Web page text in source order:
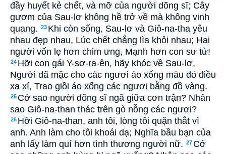
đầy huyết kẻ chết, và mỡ của người dõng sĩ; Cây
gươm của Sau-lơ không hề trở về mà không vinh
quang. 23 Khi còn sống, Sau-lơ và Giô-na-tha yêu
nhau đẹp nhau, Lúc chết chẳng lìa khỏi nhau; Hai
người vốn lẹ hơn chim ưng, Mạnh hơn con sư tử!
24 Hỡi con gái Y-sơ-ra-ên, hãy khóc về Sau-lơ,
Người đã mặc cho các ngươi áo xống màu đỏ điều
xa xí, Trao giồi áo xống các ngươi bằng đồ vàng.
25 Cớ sao người dõng sĩ ngã giữa cơn trận? Nhân
sao Giô-na-than thác trên gò nỗng các ngươi?
26 Hỡi Giô-na-than, anh tôi, lòng tôi quặn thắt vì
anh. Anh làm cho tôi khoái dạ; Nghĩa bầu bạn của
anh lấy làm quí hơn tình thương người nữ. 27 Cớ